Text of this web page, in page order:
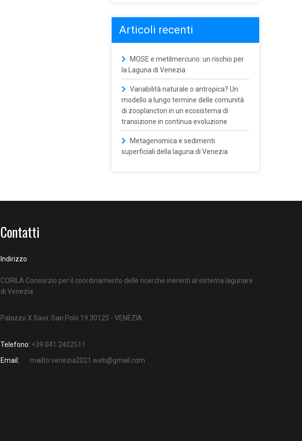
Articoli recenti
MOSE e metilmercurio: un rischio per
la Laguna di Venezia
Variabilità naturale o antropica? Un
modello a lungo termine delle comunità
di zooplancton in un ecosistema di
transizione in continua evoluzione
Metagenomica e sedimenti
superficiali della laguna di Venezia
Contatti
Indirizzo
CORILA Consorzio per il coordinamento delle ricerche inerenti al sistema lagunare
di Venezia
Palazzo X Savii. San Polo 19 30125 - VENEZIA
Telefono: +39 041 2402511
Email:
mailto:venezia2021.web@gmail.com